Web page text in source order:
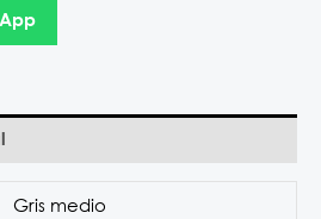
Gris medio